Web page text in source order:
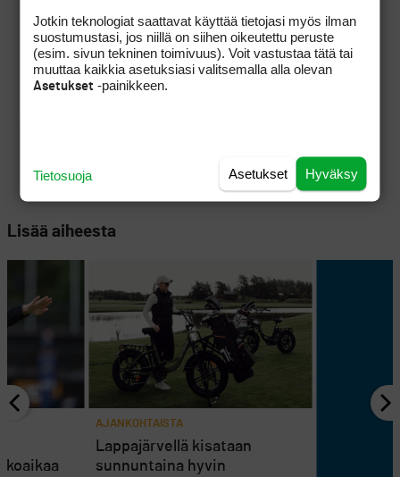
Lisää aiheesta
AJANKOHTAISTA
Lappajärvellä kisataan
sunnuntaina hyvin
Jotkin teknologiat saattavat käyttää tietojasi myös ilman
suostumustasi, jos niillä on siihen oikeutettu peruste
(esim. sivun tekninen toimivuus). Voit vastustaa tätä tai
muuttaa kaikkia asetuksiasi valitsemalla alla olevan
Asetukset -painikkeen.
Hyväksy
Asetukset
Tietosuoja